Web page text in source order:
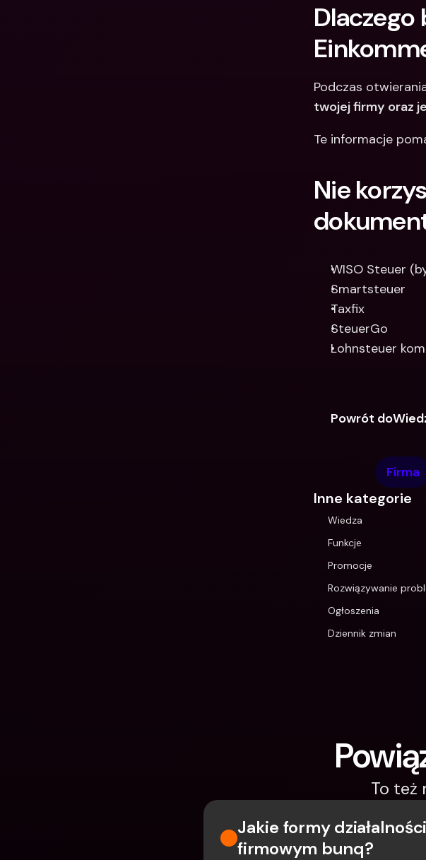
Podczas
twojej firmy oraz
Te informacje
Nie
WISO Steuer
Smartsteuer
Taxfix
SteuerGo
Lohnsteuer
Powrót
Firma
Inne kategorie
Wiedza
Funkcje
Promocje
Rozwiązywanie
Ogłoszenia
Dziennik zmian
To też
Jakie formy
firmowym bunq?